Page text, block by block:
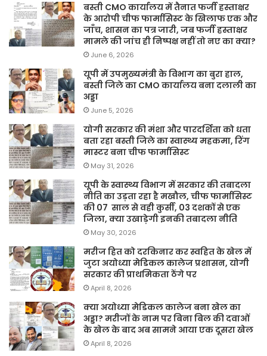
बस्ती CMO कार्यालय में तैनात फर्जी हस्ताक्षर
के आरोपी चीफ फार्मासिस्ट के खिलाफ एक और
जाँच, शासन का पत्र जारी, जब फर्जी हस्ताक्षर
मामले की जांच ही निष्पक्ष नहीं तो नए का क्या?
June 6, 2026
यूपी में उपमुख्यमंत्री के विभाग का बुरा हाल,
बस्ती जिले का CMO कार्यालय बना दलाली का
अड्डा
June 5, 2026
योगी सरकार की मंशा और पारदर्शिता को धता
बता रहा बस्ती जिले का स्वास्थ्य महकमा, रिंग
मास्टर बना चीफ फार्मासिस्ट
May 31, 2026
यूपी के स्वास्थ्य विभाग में सरकार की तबादला
नीति का उड़ता रहा है मखौल, चीफ फार्मासिस्ट
की 07 साल से वही कुर्सी, 03 दशकों से एक
जिला, क्या उखाड़ेगी इनकी तबादला नीति
May 30, 2026
मरीज हित को दरकिनार कर स्वहित के खेल में
जुटा अयोध्या मेडिकल कालेज प्रशासन, योगी
सरकार की प्राथमिकता ठेंगे पर
April 8, 2026
क्या अयोध्या मेडिकल कालेज बना खेल का
अड्डा? मरीजों के नाम पर बिना बिल की दवाओं
के खेल के बाद अब सामने आया एक दूसरा खेल
April 8, 2026